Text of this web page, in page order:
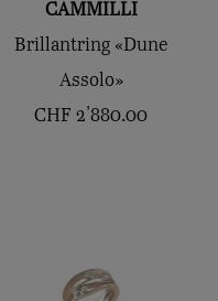
CAMMILLI
Brillantring «Dune
Assolo»
CHF 2'880.00